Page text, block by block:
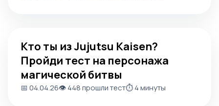
Кто ты из Jujutsu Kaisen?
Пройди тест на персонажа
магической битвы
📅 04.04.26👁️ 448 прошли тест⏱️ 4 минуты